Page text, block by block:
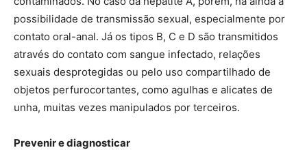
possibilidade de transmissão sexual, especialmente por
contato oral-anal. Já os tipos B, C e D são transmitidos
através do contato com sangue infectado, relações
sexuais desprotegidas ou pelo uso compartilhado de
objetos perfurocortantes, como agulhas e alicates de
unha, muitas vezes manipulados por terceiros.
Prevenir e diagnosticar